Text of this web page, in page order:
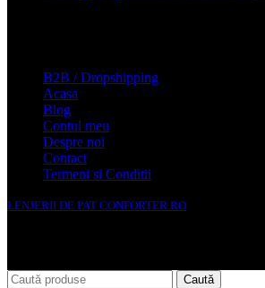
B2B / Dropshipping
Acasa
Blog
Contul meu
Despre noi
Contact
Termeni si Conditii
LENJERII DE PAT CONFORTER.RO
Caută